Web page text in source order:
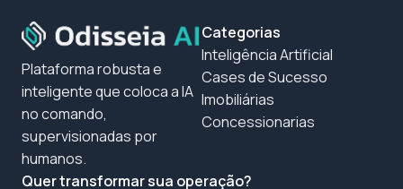
Plataforma robusta e
inteligente que coloca a IA
no comando,
supervisionadas por
humanos.
Categorias
Inteligência Artificial
Cases de Sucesso
Imobiliárias
Concessionarias
Quer transformar sua operação?